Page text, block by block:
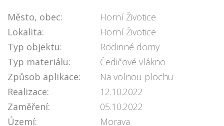
Město, obec:
Horní Životice
Lokalita:
Horní Životice
Typ objektu:
Rodinné domy
Typ materiálu:
Čedičové vlákno
Způsob aplikace:
Na volnou plochu
Realizace:
12.10.2022
Zaměření:
05.10.2022
Území:
Morava